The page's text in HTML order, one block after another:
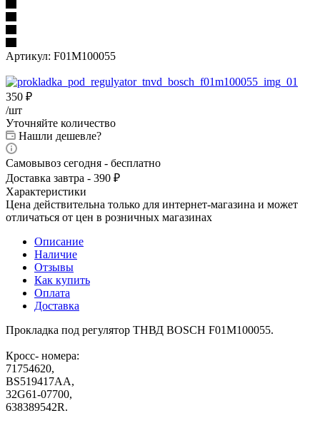
Артикул: F01M100055
350 ₽
/шт
Уточняйте количество
Нашли дешевле?
Самовывоз сегодня - бесплатно
Доставка завтра - 390 ₽
Характеристики
Цена действительна только для интернет-магазина и может
отличаться от цен в розничных магазинах
Описание
Наличие
Отзывы
Как купить
Оплата
Доставка
Прокладка под регулятор ТНВД BOSCH F01M100055.
Кросс- номера:
71754620,
BS519417AA,
32G61-07700,
638389542R.